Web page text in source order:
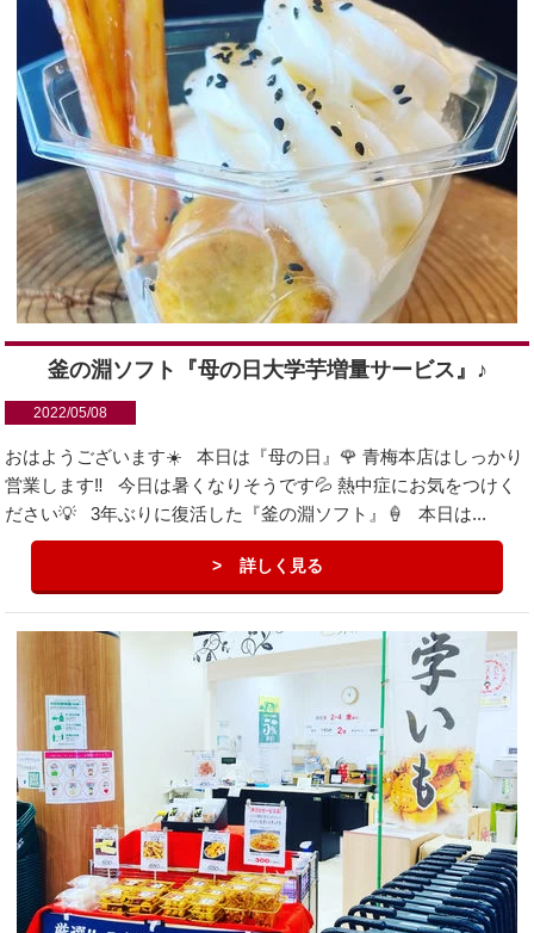
釜の淵ソフト『母の日大学芋増量サービス』♪
2022/05/08
おはようございます☀️ 本日は『母の日』🌹 青梅本店はしっかり
営業します‼️ 今日は暑くなりそうです💦 熱中症にお気をつけく
ださい💡 3年ぶりに復活した『釜の淵ソフト』🍦 本日は...
詳しく見る